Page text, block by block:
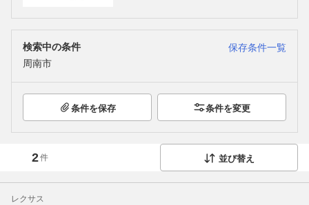
検索中の条件
保存条件一覧
周南市
条件を保存 条件を変更
2件 並び替え
レクサス